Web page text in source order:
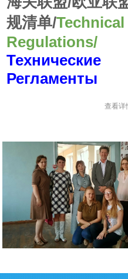
规清单/Technical
Regulations/
Технические
Регламенты
查看详